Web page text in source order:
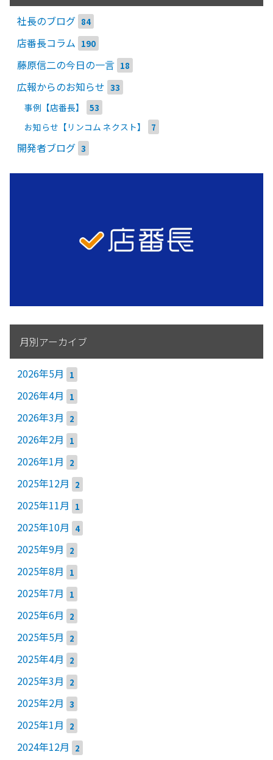
社長のブログ 84
店番長コラム 190
藤原信二の今日の一言 18
広報からのお知らせ 33
事例【店番長】 53
お知らせ【リンコム ネクスト】 7
開発者ブログ 3
月別アーカイブ
2026年5月 1
2026年4月 1
2026年3月 2
2026年2月 1
2026年1月 2
2025年12月 2
2025年11月 1
2025年10月 4
2025年9月 2
2025年8月 1
2025年7月 1
2025年6月 2
2025年5月 2
2025年4月 2
2025年3月 2
2025年2月 3
2025年1月 2
2024年12月 2